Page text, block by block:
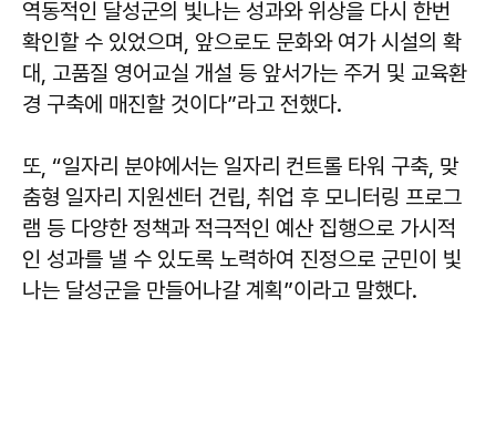
역동적인 달성군의 빛나는 성과와 위상을 다시 한번
확인할 수 있었으며, 앞으로도 문화와 여가 시설의 확
대, 고품질 영어교실 개설 등 앞서가는 주거 및 교육환
경 구축에 매진할 것이다”라고 전했다.
또, “일자리 분야에서는 일자리 컨트롤 타워 구축, 맞
춤형 일자리 지원센터 건립, 취업 후 모니터링 프로그
램 등 다양한 정책과 적극적인 예산 집행으로 가시적
인 성과를 낼 수 있도록 노력하여 진정으로 군민이 빛
나는 달성군을 만들어나갈 계획”이라고 말했다.